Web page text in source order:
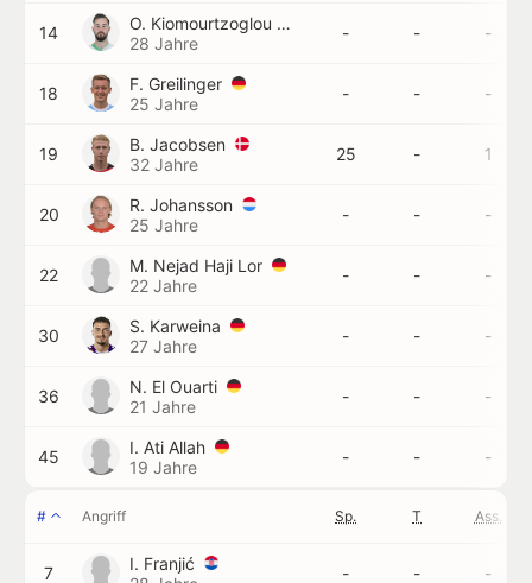
14
O. Kiomourtzoglou
28 Jahre
- - -
18
F. Greilinger
25 Jahre
- - -
19
B. Jacobsen
32 Jahre
25 - 1
20
R. Johansson
25 Jahre
- - -
22
M. Nejad Haji Lor
22 Jahre
- - -
30
S. Karweina
27 Jahre
- - -
36
N. El Ouarti
21 Jahre
- - -
45
I. Ati Allah
19 Jahre
- - -
# Angriff Sp. T Ass.
7
I. Franjić
- - -